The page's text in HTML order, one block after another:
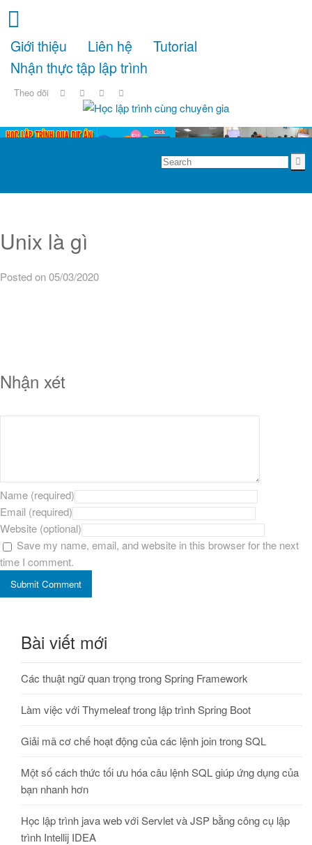
Giới thiệu Liên hệ
Tutorial
Nhận thực tập lập trình
Theo dõi
Unix là gì
Posted on 05/03/2020
Nhận xét
Name (required)
Email (required)
Website (optional)
Save my name, email, and website in this browser for the next
time I comment.
Submit Comment
Bài viết mới
Các thuật ngữ quan trọng trong Spring Framework
Làm việc với Thymeleaf trong lập trình Spring Boot
Giải mã cơ chế hoạt động của các lệnh join trong SQL
Một số cách thức tối ưu hóa câu lệnh SQL giúp ứng dụng của
bạn nhanh hơn
Học lập trình java web với Servlet và JSP bằng công cụ lập
trình Intellij IDEA